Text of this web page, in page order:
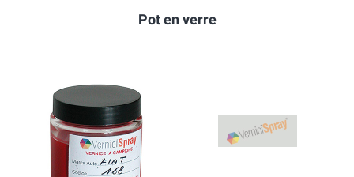
Pot en verre